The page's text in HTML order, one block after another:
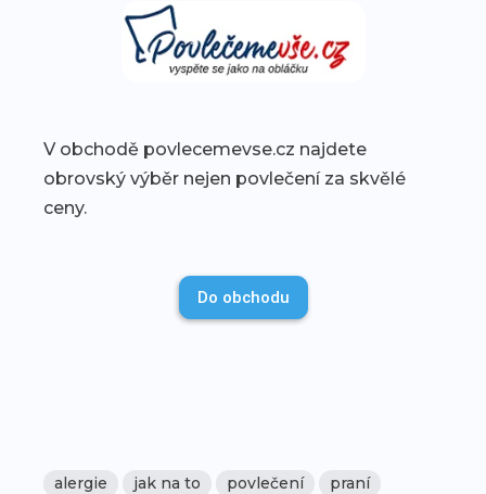
V obchodě povlecemevse.cz najdete
obrovský výběr nejen povlečení za skvělé
ceny.
Do obchodu
alergie jak na to povlečení
praní